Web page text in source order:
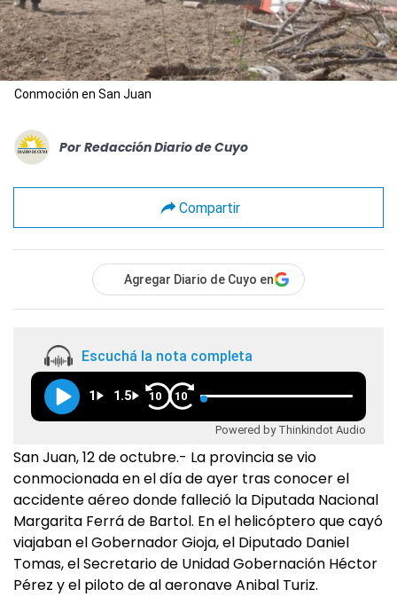
Conmoción en San Juan
Por Redacción Diario de Cuyo
Compartir
Agregar Diario de Cuyo en
Escuchá la nota completa
1 1.5 10 10
Powered by Thinkindot Audio
San Juan, 12 de octubre.- La provincia se vio
conmocionada en el día de ayer tras conocer el
accidente aéreo donde falleció la Diputada Nacional
Margarita Ferrá de Bartol. En el helicóptero que cayó
viajaban el Gobernador Gioja, el Diputado Daniel
Tomas, el Secretario de Unidad Gobernación Héctor
Pérez y el piloto de al aeronave Anibal Turiz.